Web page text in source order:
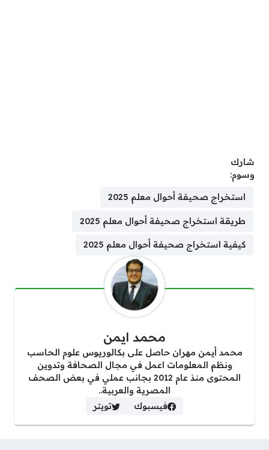
شارك
وسوم:
استخراج صحيفة أحوال معلم 2025
طريقة استخراج صحيفة أحوال معلم 2025
كيفية استخراج صحيفة أحوال معلم 2025
محمد ايمن
محمد أيمن مهران حاصل على بكالوريوس علوم الحاسب
ونظم المعلومات اعمل في مجال الصحافة وتدوين
المحتوى منذ عام 2012 بجانب عملي في بعض الصحف
المصرية والعربية..
فيسبوك
تويتر